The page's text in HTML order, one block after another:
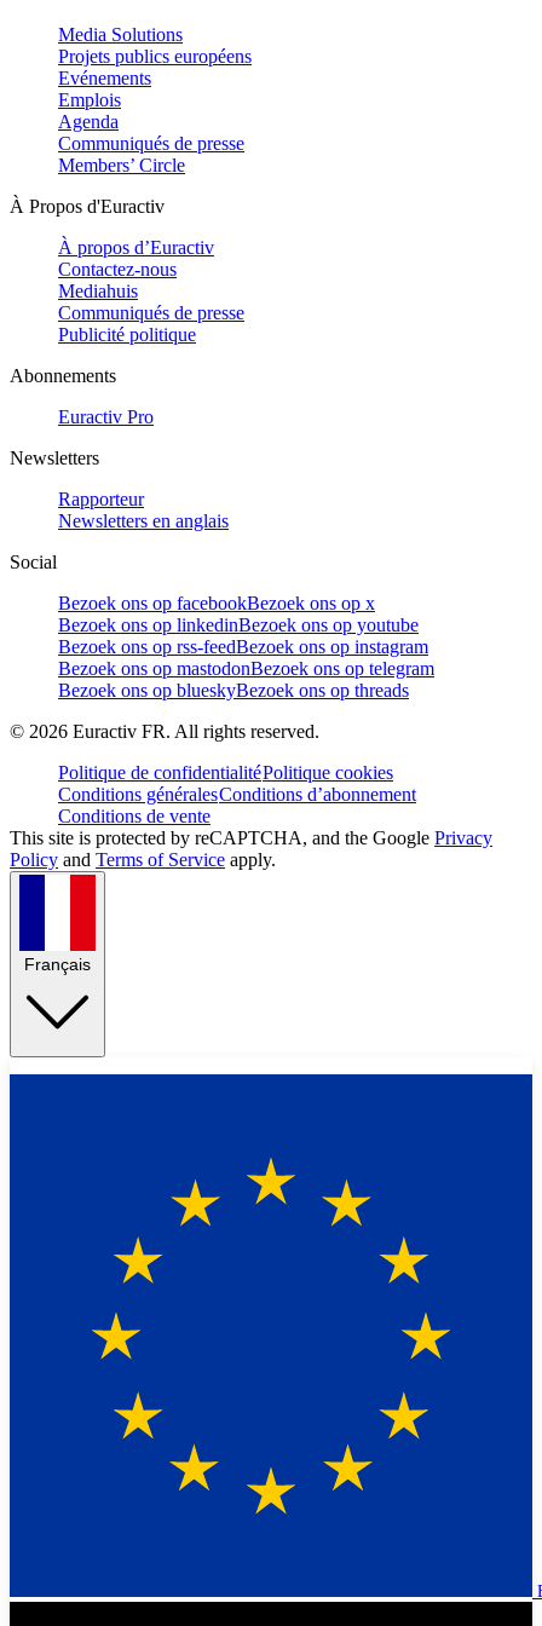
Media Solutions
Projets publics européens
Evénements
Emplois
Agenda
Communiqués de presse
Members’ Circle
À Propos d'Euractiv
À propos d’Euractiv
Contactez-nous
Mediahuis
Communiqués de presse
Publicité politique
Abonnements
Euractiv Pro
Newsletters
Rapporteur
Newsletters en anglais
Social
Bezoek ons op facebookBezoek ons op x
Bezoek ons op linkedinBezoek ons op youtube
Bezoek ons op rss-feedBezoek ons op instagram
Bezoek ons op mastodonBezoek ons op telegram
Bezoek ons op blueskyBezoek ons op threads
© 2026 Euractiv FR. All rights reserved.
Politique de confidentialitéPolitique cookies
Conditions généralesConditions d’abonnement
Conditions de vente
This site is protected by reCAPTCHA, and the Google Privacy
Policy and Terms of Service apply.
Français